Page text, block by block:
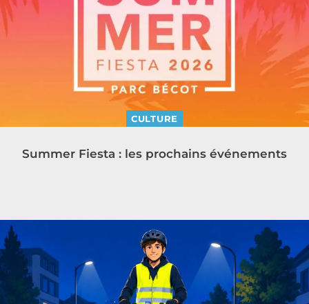
CULTURE
Summer Fiesta : les prochains événements